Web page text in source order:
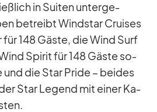
in Sui­ten un­ter­ge­
be­treibt Wind­star Crui­ses
148 Gäste, die Wind Surf
Spi­rit für 148 Gäste so­
und die Star Pride – bei­des
Star Le­gend mit ei­ner Ka­